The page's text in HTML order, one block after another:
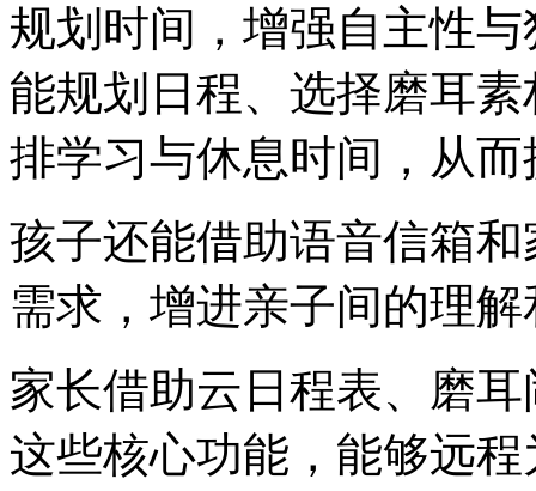
规划时间，增强自主性
能规划日程、选择磨耳
排学习与休息时间，从
孩子还能借助语音信箱
需求，增进亲子间的理
家长借助云日程表、磨
这些核心功能，能够远